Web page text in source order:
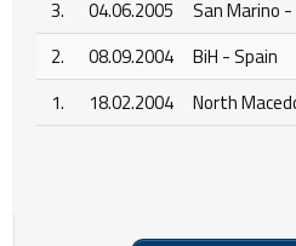
3.
04.06.2005 San Marino -
2.
08.09.2004 BiH - Spain
1.
18.02.2004 North